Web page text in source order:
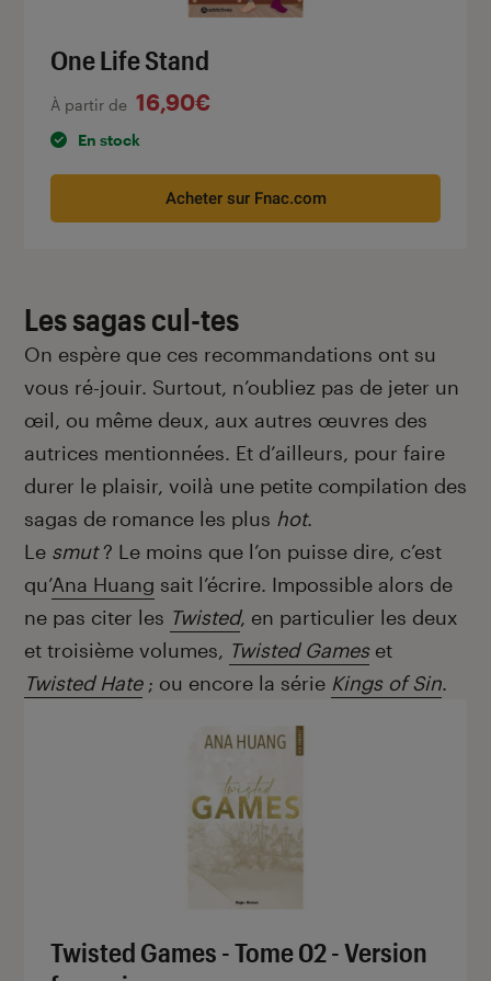
One Life Stand
À partir de 16,90€
En stock
Acheter sur Fnac.com
Les sagas cul-tes
On espère que ces recommandations ont su
vous ré-jouir. Surtout, n’oubliez pas de jeter un
œil, ou même deux, aux autres œuvres des
autrices mentionnées. Et d’ailleurs, pour faire
durer le plaisir, voilà une petite compilation des
sagas de romance les plus hot.
Le smut? Le moins que l’on puisse dire, c’est
qu’Ana Huang sait l’écrire. Impossible alors de
ne pas citer les Twisted, en particulier les deux
et troisième volumes, Twisted Gameset
Twisted Hate; ou encore la série Kings of Sin.
Twisted Games - Tome 02 - Version